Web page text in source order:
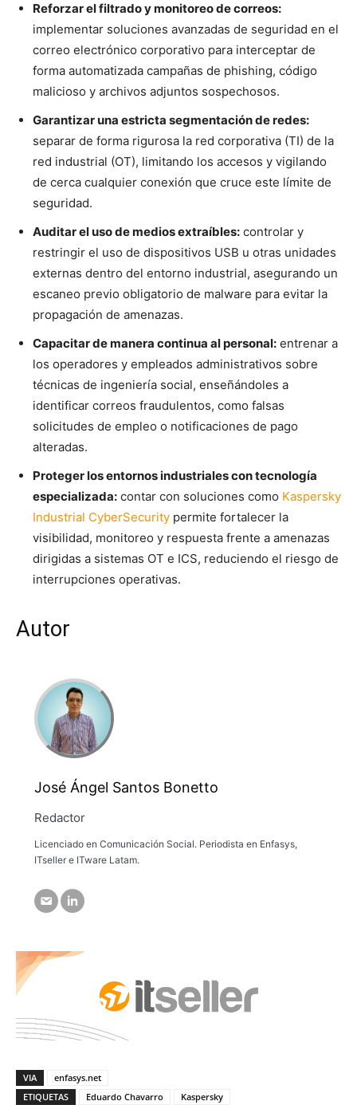
Reforzar el filtrado y monitoreo de correos:
implementar soluciones avanzadas de seguridad en el
correo electrónico corporativo para interceptar de
forma automatizada campañas de phishing, código
malicioso y archivos adjuntos sospechosos.
Garantizar una estricta segmentación de redes:
separar de forma rigurosa la red corporativa (TI) de la
red industrial (OT), limitando los accesos y vigilando
de cerca cualquier conexión que cruce este límite de
seguridad.
Auditar el uso de medios extraíbles: controlar y
restringir el uso de dispositivos USB u otras unidades
externas dentro del entorno industrial, asegurando un
escaneo previo obligatorio de malware para evitar la
propagación de amenazas.
Capacitar de manera continua al personal: entrenar a
los operadores y empleados administrativos sobre
técnicas de ingeniería social, enseñándoles a
identificar correos fraudulentos, como falsas
solicitudes de empleo o notificaciones de pago
alteradas.
Proteger los entornos industriales con tecnología
especializada: contar con soluciones como Kaspersky
Industrial CyberSecurity permite fortalecer la
visibilidad, monitoreo y respuesta frente a amenazas
dirigidas a sistemas OT e ICS, reduciendo el riesgo de
interrupciones operativas.
Autor
José Ángel Santos Bonetto
Redactor
Licenciado en Comunicación Social. Periodista en Enfasys,
ITseller e ITware Latam.
VIA
enfasys.net
ETIQUETAS
Eduardo Chavarro Kaspersky